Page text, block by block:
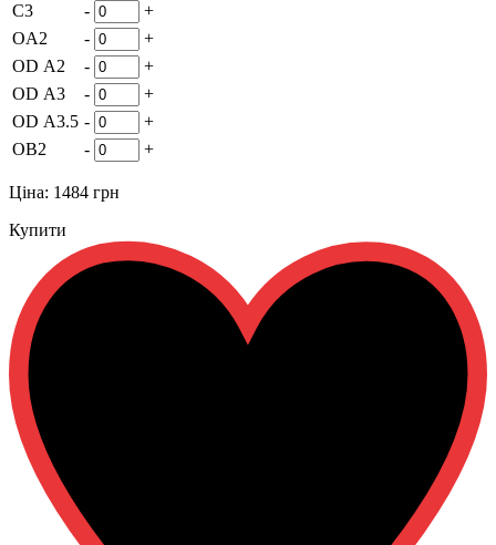
C3
-
+
OA2
-
+
OD А2
-
+
OD А3
-
+
OD А3.5 -
+
OВ2
- +
Ціна: 1484 грн
Купити